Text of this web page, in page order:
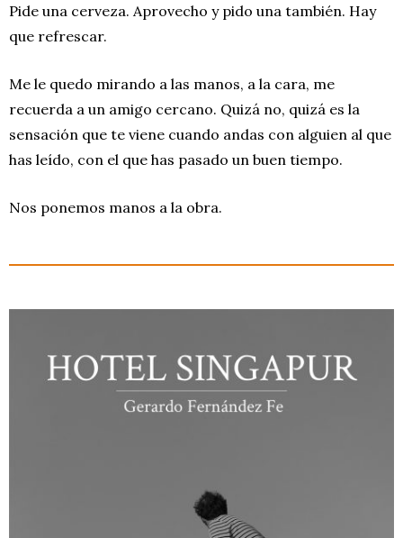
Pide una cerveza. Aprovecho y pido una también. Hay
que refrescar.
Me le quedo mirando a las manos, a la cara, me
recuerda a un amigo cercano. Quizá no, quizá es la
sensación que te viene cuando andas con alguien al que
has leído, con el que has pasado un buen tiempo.
Nos ponemos manos a la obra.